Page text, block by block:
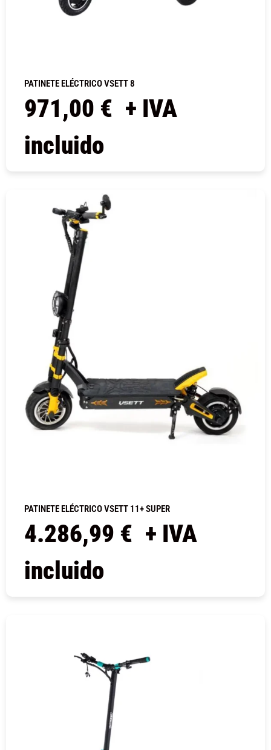
PATINETE ELÉCTRICO VSETT 8
971,00 € + IVA
incluido
PATINETE ELÉCTRICO VSETT 11+ SUPER
4.286,99 € + IVA
incluido